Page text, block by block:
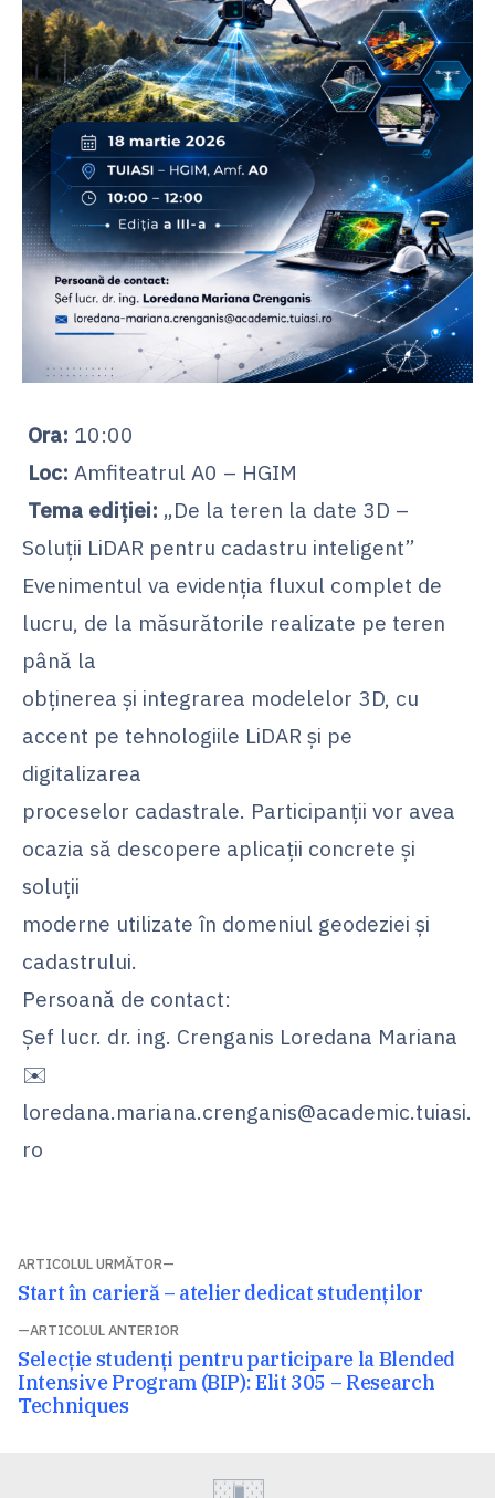
Ora: 10:00
Loc: Amfiteatrul A0 – HGIM
Tema ediției: „De la teren la date 3D –
Soluții LiDAR pentru cadastru inteligent”
Evenimentul va evidenția fluxul complet de
lucru, de la măsurătorile realizate pe teren
până la
obținerea și integrarea modelelor 3D, cu
accent pe tehnologiile LiDAR și pe
digitalizarea
proceselor cadastrale. Participanții vor avea
ocazia să descopere aplicații concrete și
soluții
moderne utilizate în domeniul geodeziei și
cadastrului.
Persoană de contact:
Șef lucr. dr. ing. Crenganis Loredana Mariana
✉️
loredana.mariana.crenganis@academic.tuiasi.
ro
Navigare
în
articole
ARTICOLUL ANTERIOR
Articolul
anterior:
Selecție studenți pentru participare la Blended
Intensive Program (BIP): Elit 305 – Research
Techniques
ARTICOLUL URMĂTOR
Articolul
Start în carieră – atelier dedicat studenților